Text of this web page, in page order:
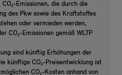
Emissionen, die durch die
des Pkw sowie des Kraftstoffes
oder vermieden werden,
CO₂-Emissionen gemäß WLTP
sind künftig Erhöhungen der
künftige CO₂-Preisentwicklung ist
CO₂-Kosten anhand von